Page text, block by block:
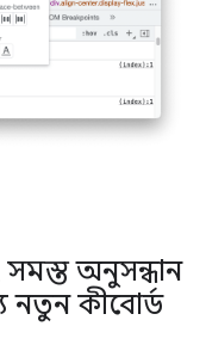
অনুসন্ধান
নতুন কীবোর্ড